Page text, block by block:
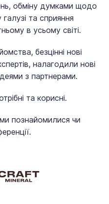
обміну думками щодо
та сприяння
в усьому світі.
безцінні нові
налагодили нові
з партнерами.
та корисні.
познайомилися чи